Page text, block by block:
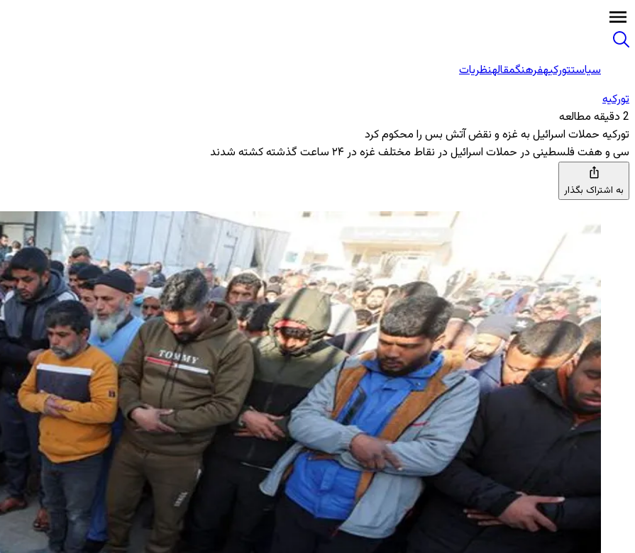
سیاستتورکیهفرهنگمقالهنظریات
تورکیه
2 دقیقه مطالعه
تورکیه حملات اسرائیل به غزه و نقض آتش ‌بس را محکوم کرد
سی و هفت فلسطینی در حملات اسرائیل در نقاط مختلف غزه در ۲۴ ساعت گذشته کشته شدند
به اشتراک بگذار